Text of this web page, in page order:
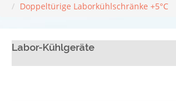
Doppeltürige Laborkühlschränke +5°C
Labor-Kühlgeräte